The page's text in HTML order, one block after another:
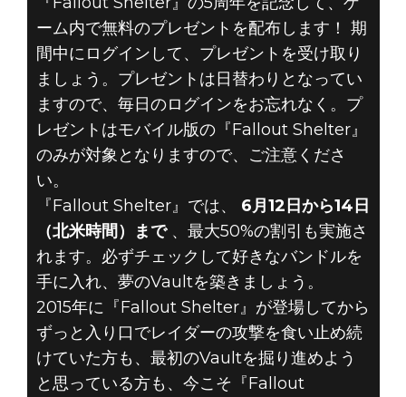
ーム内で無料のプレゼントを配布します！ 期
間中にログインして、プレゼントを受け取り
ましょう。プレゼントは日替わりとなってい
ますので、毎日のログインをお忘れなく。プ
レゼントはモバイル版の『Fallout Shelter』
のみが対象となりますので、ご注意くださ
い。
『Fallout Shelter』では、 6月12日から14日
（北米時間）まで、最大50%の割引も実施さ
れます。必ずチェックして好きなバンドルを
手に入れ、夢のVaultを築きましょう。
2015年に『Fallout Shelter』が登場してから
ずっと入り口でレイダーの攻撃を食い止め続
けていた方も、最初のVaultを掘り進めよう
と思っている方も、今こそ『Fallout